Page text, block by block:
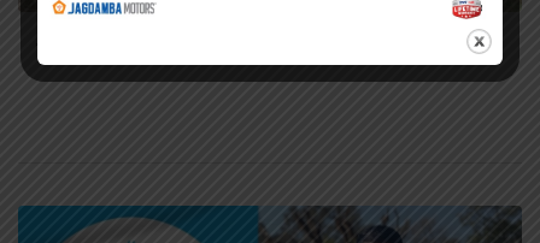
सिराहामा गोली प्रहार गरी हत्या